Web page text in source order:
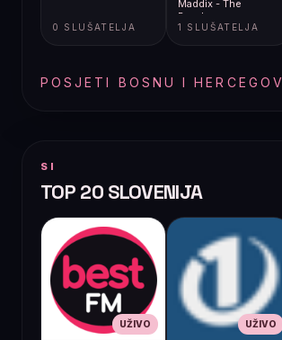
0 SLUŠATELJA
Maddix - The
Prophecy
1 SLUŠATELJA
POSJETI BOSNU I
SI
TOP 20 SLOVENIJA
UŽIVO UŽIVO